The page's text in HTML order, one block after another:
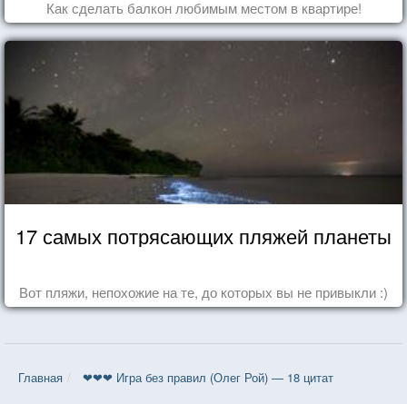
Как сделать балкон любимым местом в квартире!
17 самых потрясающих пляжей планеты
Вот пляжи, непохожие на те, до которых вы не привыкли :)
Главная ❤❤❤ Игра без правил (Олег Рой) — 18 цитат